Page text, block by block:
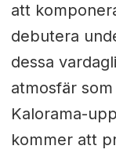
att
debutera
dessa
atmosfär
Kalorama-
kommer att